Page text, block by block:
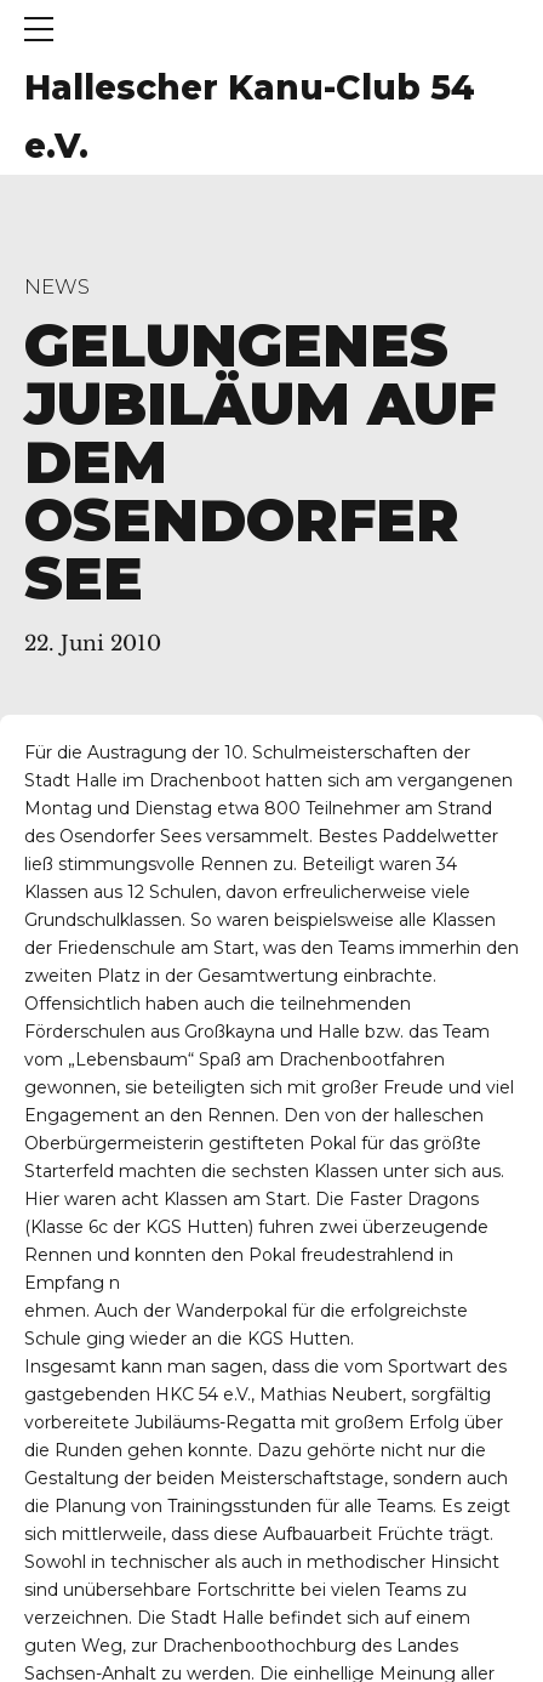
Hallescher Kanu-Club 54
e.V.
NEWS
GELUNGENES
JUBILÄUM AUF
DEM
OSENDORFER
SEE
22. Juni 2010
Für die Austragung der 10. Schulmeisterschaften der
Stadt Halle im Drachenboot hatten sich am vergangenen
Montag und Dienstag etwa 800 Teilnehmer am Strand
des Osendorfer Sees versammelt. Bestes Paddelwetter
ließ stimmungsvolle Rennen zu. Beteiligt waren 34
Klassen aus 12 Schulen, davon erfreulicherweise viele
Grundschulklassen. So waren beispielsweise alle Klassen
der Friedenschule am Start, was den Teams immerhin den
zweiten Platz in der Gesamtwertung einbrachte.
Offensichtlich haben auch die teilnehmenden
Förderschulen aus Großkayna und Halle bzw. das Team
vom „Lebensbaum“ Spaß am Drachenbootfahren
gewonnen, sie beteiligten sich mit großer Freude und viel
Engagement an den Rennen. Den von der halleschen
Oberbürgermeisterin gestifteten Pokal für das größte
Starterfeld machten die sechsten Klassen unter sich aus.
Hier waren acht Klassen am Start. Die Faster Dragons
(Klasse 6c der KGS Hutten) fuhren zwei überzeugende
Rennen und konnten den Pokal freudestrahlend in
Empfang n
ehmen. Auch der Wanderpokal für die erfolgreichste
Schule ging wieder an die KGS Hutten.
Insgesamt kann man sagen, dass die vom Sportwart des
gastgebenden HKC 54 e.V., Mathias Neubert, sorgfältig
vorbereitete Jubiläums-Regatta mit großem Erfolg über
die Runden gehen konnte. Dazu gehörte nicht nur die
Gestaltung der beiden Meisterschaftstage, sondern auch
die Planung von Trainingsstunden für alle Teams. Es zeigt
sich mittlerweile, dass diese Aufbauarbeit Früchte trägt.
Sowohl in technischer als auch in methodischer Hinsicht
sind unübersehbare Fortschritte bei vielen Teams zu
verzeichnen. Die Stadt Halle befindet sich auf einem
guten Weg, zur Drachenboothochburg des Landes
Sachsen-Anhalt zu werden. Die einhellige Meinung aller